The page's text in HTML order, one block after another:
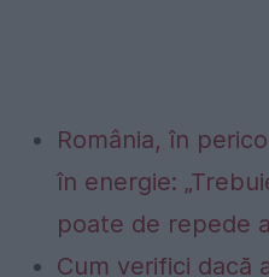
România, în
în energie:
poate de repede
Cum verifici dacă